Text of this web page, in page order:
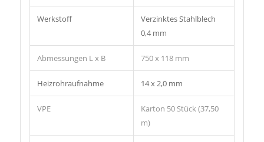
Werkstoff
Verzinktes Stahlblech
0,4 mm
Abmessungen L x B 750 x 118 mm
Heizrohraufnahme 14 x 2,0 mm
VPE
Karton 50 Stück (37,50
m)